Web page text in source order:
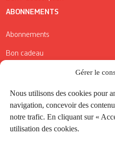
Gérer le
Nous utilisons des cookies pour
navigation, concevoir des
notre trafic. En cliquant sur «
utilisation des cookies.
ABONNEMENTS
Abonnements
Bon cadeau
Conditions générales de vente
Réductions de la Carte Côté
Application